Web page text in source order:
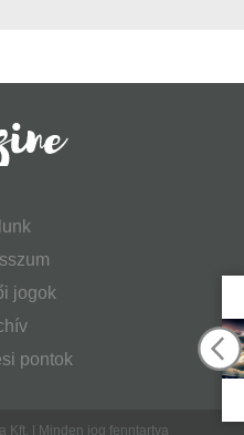
jogok
pontok
Kft. | Minden jog fenntartva